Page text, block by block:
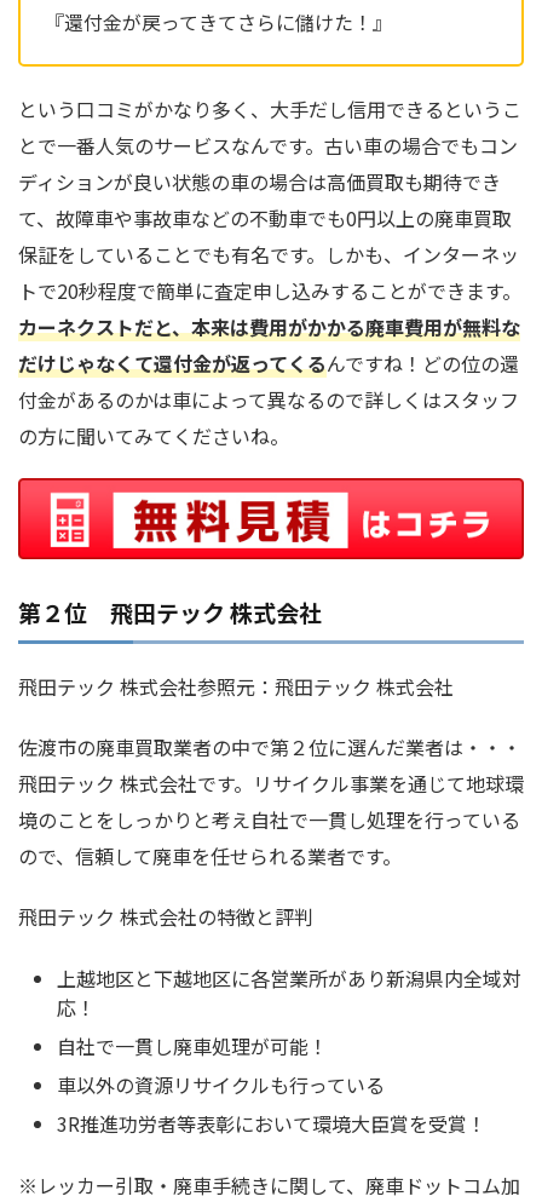
『還付金が戻ってきてさらに儲けた！』
という口コミがかなり多く、大手だし信用できるというこ
とで一番人気のサービスなんです。古い車の場合でもコン
ディションが良い状態の車の場合は高価買取も期待でき
て、故障車や事故車などの不動車でも0円以上の廃車買取
保証をしていることでも有名です。しかも、インターネッ
トで20秒程度で簡単に査定申し込みすることができます。
カーネクストだと、本来は費用がかかる廃車費用が無料な
だけじゃなくて還付金が返ってくるんですね！どの位の還
付金があるのかは車によって異なるので詳しくはスタッフ
の方に聞いてみてくださいね。
第２位 飛田テック 株式会社
飛田テック 株式会社参照元：飛田テック 株式会社
佐渡市の廃車買取業者の中で第２位に選んだ業者は・・・
飛田テック 株式会社です。リサイクル事業を通じて地球環
境のことをしっかりと考え自社で一貫し処理を行っている
ので、信頼して廃車を任せられる業者です。
飛田テック 株式会社の特徴と評判
上越地区と下越地区に各営業所があり新潟県内全域対
応！
自社で一貫し廃車処理が可能！
車以外の資源リサイクルも行っている
3R推進功労者等表彰において環境大臣賞を受賞！
※レッカー引取・廃車手続きに関して、廃車ドットコム加